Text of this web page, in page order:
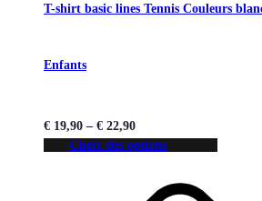
T-shirt basic lines Tennis Couleurs
Enfants
€ 19,90 – € 22,90
Choix des options